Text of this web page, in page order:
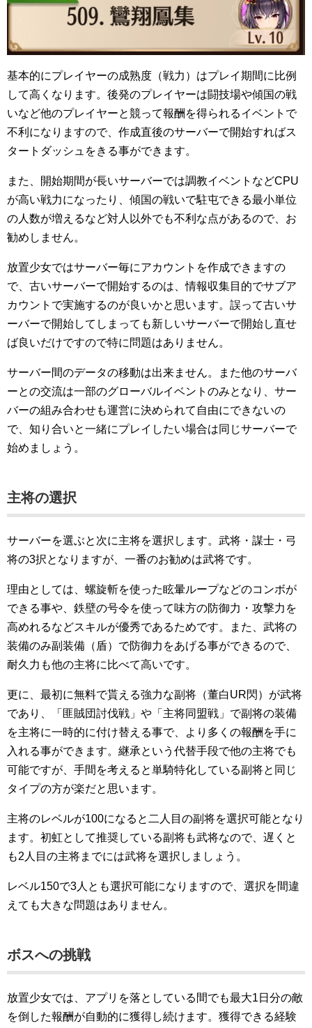
基本的にプレイヤーの成熟度（戦力）はプレイ期間に比例
して高くなります。後発のプレイヤーは闘技場や傾国の戦
いなど他のプレイヤーと競って報酬を得られるイベントで
不利になりますので、作成直後のサーバーで開始すればス
タートダッシュをきる事ができます。
また、開始期間が長いサーバーでは調教イベントなどCPU
が高い戦力になったり、傾国の戦いで駐屯できる最小単位
の人数が増えるなど対人以外でも不利な点があるので、お
勧めしません。
放置少女ではサーバー毎にアカウントを作成できますの
で、古いサーバーで開始するのは、情報収集目的でサブア
カウントで実施するのが良いかと思います。誤って古いサ
ーバーで開始してしまっても新しいサーバーで開始し直せ
ば良いだけですので特に問題はありません。
サーバー間のデータの移動は出来ません。また他のサーバ
ーとの交流は一部のグローバルイベントのみとなり、サー
バーの組み合わせも運営に決められて自由にできないの
で、知り合いと一緒にプレイしたい場合は同じサーバーで
始めましょう。
主将の選択
サーバーを選ぶと次に主将を選択します。武将・謀士・弓
将の3択となりますが、一番のお勧めは武将です。
理由としては、螺旋斬を使った眩暈ループなどのコンボが
できる事や、鉄壁の号令を使って味方の防御力・攻撃力を
高めれるなどスキルが優秀であるためです。また、武将の
装備のみ副装備（盾）で防御力をあげる事ができるので、
耐久力も他の主将に比べて高いです。
更に、最初に無料で貰える強力な副将（董白UR閃）が武将
であり、「匪賊団討伐戦」や「主将同盟戦」で副将の装備
を主将に一時的に付け替える事で、より多くの報酬を手に
入れる事ができます。継承という代替手段で他の主将でも
可能ですが、手間を考えると単騎特化している副将と同じ
タイプの方が楽だと思います。
主将のレベルが100になると二人目の副将を選択可能となり
ます。初虹として推奨している副将も武将なので、遅くと
も2人目の主将までには武将を選択しましょう。
レベル150で3人とも選択可能になりますので、選択を間違
えても大きな問題はありません。
ボスへの挑戦
放置少女では、アプリを落としている間でも最大1日分の敵
を倒した報酬が自動的に獲得し続けます。獲得できる経験